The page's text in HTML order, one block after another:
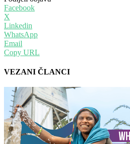
Facebook
X
Linkedin
WhatsApp
Email
Copy URL
VEZANI ČLANCI